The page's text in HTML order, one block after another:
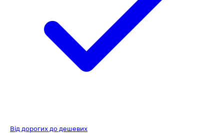
Від дорогих до дешевих